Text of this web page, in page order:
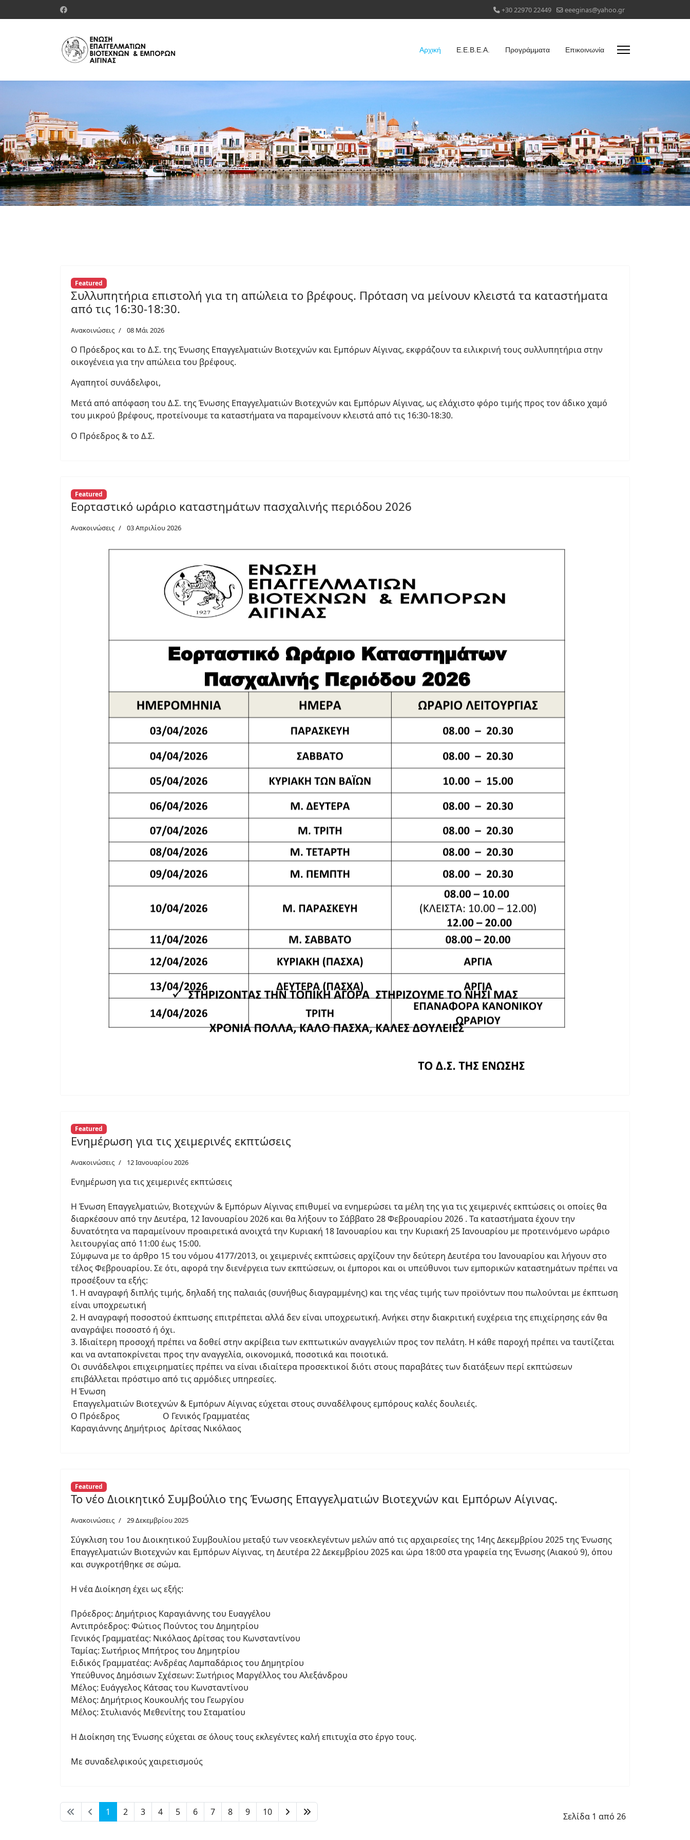
+30 22970 22449 eeeginas@yahoo.gr
Αρχική Ε.Ε.Β.Ε.Α. Προγράμματα Επικοινωνία
Featured
Συλλυπητήρια επιστολή για τη απώλεια το βρέφους. Πρόταση να μείνουν κλειστά τα καταστήματα
από τις 16:30-18:30.
Ανακοινώσεις 08 Μάι 2026
Ο Πρόεδρος και το Δ.Σ. της Ένωσης Επαγγελματιών Βιοτεχνών και Εμπόρων Αίγινας, εκφράζουν τα ειλικρινή τους συλλυπητήρια στην
οικογένεια για την απώλεια του βρέφους.
Αγαπητοί συνάδελφοι,
Μετά από απόφαση του Δ.Σ. της Ένωσης Επαγγελματιών Βιοτεχνών και Εμπόρων Αίγινας, ως ελάχιστο φόρο τιμής προς τον άδικο χαμό
του μικρού βρέφους, προτείνουμε τα καταστήματα να παραμείνουν κλειστά από τις 16:30-18:30.
Ο Πρόεδρος & το Δ.Σ.
Featured
Εορταστικό ωράριο καταστημάτων πασχαλινής περιόδου 2026
Ανακοινώσεις 03 Απριλίου 2026
Featured
Ενημέρωση για τις χειμερινές εκπτώσεις
Ανακοινώσεις 12 Ιανουαρίου 2026
Ενημέρωση για τις χειμερινές εκπτώσεις
Η Ένωση Επαγγελματιών, Βιοτεχνών & Εμπόρων Αίγινας επιθυμεί να ενημερώσει τα μέλη της για τις χειμερινές εκπτώσεις οι οποίες θα
διαρκέσουν από την Δευτέρα, 12 Ιανουαρίου 2026 και θα λήξουν το Σάββατο 28 Φεβρουαρίου 2026 . Τα καταστήματα έχουν την
δυνατότητα να παραμείνουν προαιρετικά ανοιχτά την Κυριακή 18 Ιανουαρίου και την Κυριακή 25 Ιανουαρίου με προτεινόμενο ωράριο
λειτουργίας από 11:00 έως 15:00.
Σύμφωνα με το άρθρο 15 του νόμου 4177/2013, οι χειμερινές εκπτώσεις αρχίζουν την δεύτερη Δευτέρα του Ιανουαρίου και λήγουν στο
τέλος Φεβρουαρίου. Σε ότι, αφορά την διενέργεια των εκπτώσεων, οι έμποροι και οι υπεύθυνοι των εμπορικών καταστημάτων πρέπει να
προσέξουν τα εξής:
1. Η αναγραφή διπλής τιμής, δηλαδή της παλαιάς (συνήθως διαγραμμένης) και της νέας τιμής των προϊόντων που πωλούνται με έκπτωση
είναι υποχρεωτική
2. Η αναγραφή ποσοστού έκπτωσης επιτρέπεται αλλά δεν είναι υποχρεωτική. Ανήκει στην διακριτική ευχέρεια της επιχείρησης εάν θα
αναγράψει ποσοστό ή όχι.
3. Ιδιαίτερη προσοχή πρέπει να δοθεί στην ακρίβεια των εκπτωτικών αναγγελιών προς τον πελάτη. Η κάθε παροχή πρέπει να ταυτίζεται
και να ανταποκρίνεται προς την αναγγελία, οικονομικά, ποσοτικά και ποιοτικά.
Οι συνάδελφοι επιχειρηματίες πρέπει να είναι ιδιαίτερα προσεκτικοί διότι στους παραβάτες των διατάξεων περί εκπτώσεων
επιβάλλεται πρόστιμο από τις αρμόδιες υπηρεσίες.
Η Ένωση
Επαγγελματιών Βιοτεχνών & Εμπόρων Αίγινας εύχεται στους συναδέλφους εμπόρους καλές δουλειές.
Ο Πρόεδρος Ο Γενικός Γραμματέας
Καραγιάννης Δημήτριος Δρίτσας Νικόλαος
Featured
Το νέο Διοικητικό Συμβούλιο της Ένωσης Επαγγελματιών Βιοτεχνών και Εμπόρων Αίγινας.
Ανακοινώσεις 29 Δεκεμβρίου 2025
Σύγκλιση του 1ου Διοικητικού Συμβουλίου μεταξύ των νεοεκλεγέντων μελών από τις αρχαιρεσίες της 14ης Δεκεμβρίου 2025 της Ένωσης
Επαγγελματιών Βιοτεχνών και Εμπόρων Αίγινας, τη Δευτέρα 22 Δεκεμβρίου 2025 και ώρα 18:00 στα γραφεία της Ένωσης (Αιακού 9), όπου
και συγκροτήθηκε σε σώμα.
Η νέα Διοίκηση έχει ως εξής:
Πρόεδρος: Δημήτριος Καραγιάννης του Ευαγγέλου
Αντιπρόεδρος: Φώτιος Πούντος του Δημητρίου
Γενικός Γραμματέας: Νικόλαος Δρίτσας του Κωνσταντίνου
Ταμίας: Σωτήριος Μπήτρος του Δημητρίου
Ειδικός Γραμματέας: Ανδρέας Λαμπαδάριος του Δημητρίου
Υπεύθυνος Δημόσιων Σχέσεων: Σωτήριος Μαργέλλος του Αλεξάνδρου
Μέλος: Ευάγγελος Κάτσας του Κωνσταντίνου
Μέλος: Δημήτριος Κουκουλής του Γεωργίου
Μέλος: Στυλιανός Μεθενίτης του Σταματίου
Η Διοίκηση της Ένωσης εύχεται σε όλους τους εκλεγέντες καλή επιτυχία στο έργο τους.
Με συναδελφικούς χαιρετισμούς
Σελίδα 1 από 26
1 2 3 4 5 6 7 8 9 10